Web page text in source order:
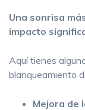
Una sonrisa
impacto
Aquí tienes
blanqueamiento
Mejora de